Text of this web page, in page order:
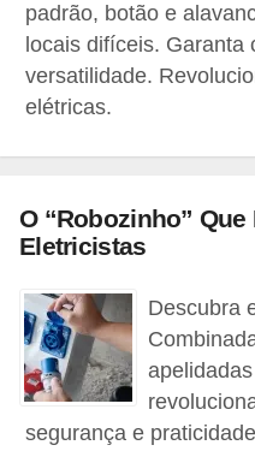
padrão, botão e
locais difíceis.
versatilidade.
elétricas.
O “Robozinho”
Eletricistas
Descubra
segurança e
E
l
é
r
c
s
C
o
m